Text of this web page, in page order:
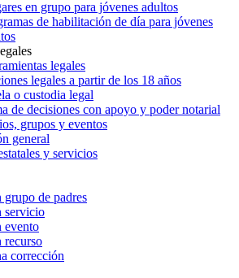
en grupo para jóvenes adultos
de habilitación de día para jóvenes
legales
legales a partir de los 18 años
o custodia legal
de decisiones con apoyo y poder notarial
grupos y eventos
general
y servicios
grupo de padres
servicio
evento
recurso
corrección